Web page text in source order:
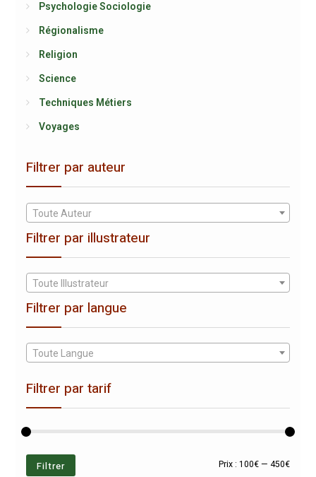
Psychologie Sociologie
Régionalisme
Religion
Science
Techniques Métiers
Voyages
Filtrer par auteur
Toute Auteur
Filtrer par illustrateur
Toute Illustrateur
Filtrer par langue
Toute Langue
Filtrer par tarif
Prix
Prix
Filtrer Prix :100€ —450€